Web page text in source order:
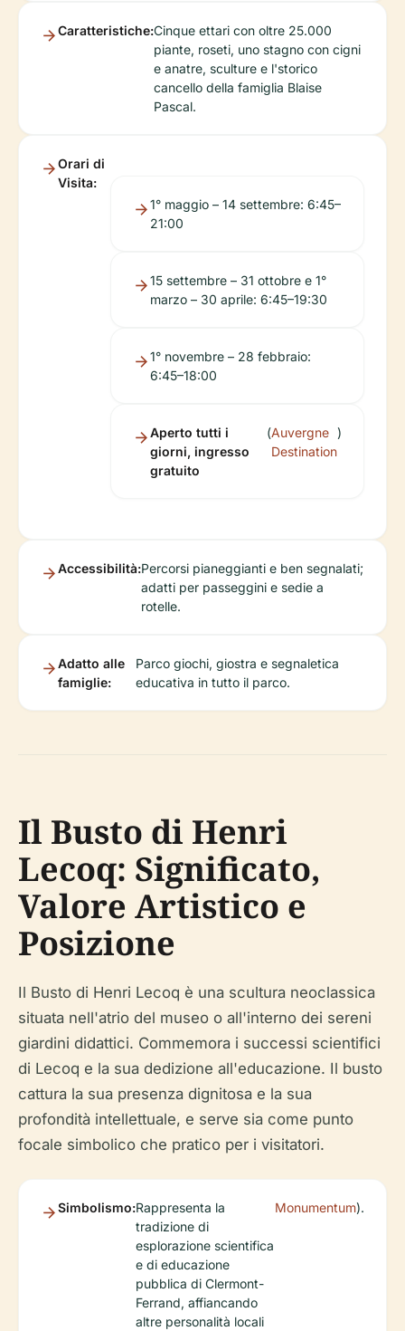
Caratteristiche:Cinque ettari con oltre 25.000
piante, roseti, uno stagno con cigni
e anatre, sculture e l'storico
cancello della famiglia Blaise
Pascal.
Orari di
Visita:
1° maggio – 14 settembre: 6:45–
21:00
15 settembre – 31 ottobre e 1°
marzo – 30 aprile: 6:45–19:30
1° novembre – 28 febbraio:
6:45–18:00
Aperto tutti i
giorni, ingresso
gratuito
(Auvergne
Destination
)
Accessibilità:Percorsi pianeggianti e ben segnalati;
adatti per passeggini e sedie a
rotelle.
Adatto alle
famiglie:
Parco giochi, giostra e segnaletica
educativa in tutto il parco.
Il Busto di Henri
Lecoq: Significato,
Valore Artistico e
Posizione
Il Busto di Henri Lecoq è una scultura neoclassica
situata nell'atrio del museo o all'interno dei sereni
giardini didattici. Commemora i successi scientifici
di Lecoq e la sua dedizione all'educazione. Il busto
cattura la sua presenza dignitosa e la sua
profondità intellettuale, e serve sia come punto
focale simbolico che pratico per i visitatori.
Simbolismo:Rappresenta la
tradizione di
esplorazione scientifica
e di educazione
pubblica di Clermont-
Ferrand, affiancando
altre personalità locali
Monumentum).